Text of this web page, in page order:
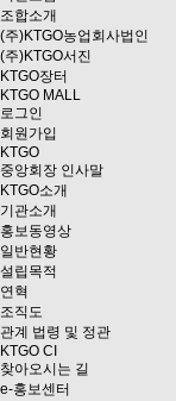
조합소개
(주)KTGO농업회사법인
(주)KTGO서진
KTGO장터
KTGO MALL
로그인
회원가입
KTGO
중앙회장 인사말
KTGO소개
기관소개
홍보동영상
일반현황
설립목적
연혁
조직도
관계 법령 및 정관
KTGO CI
찾아오시는 길
e-홍보센터